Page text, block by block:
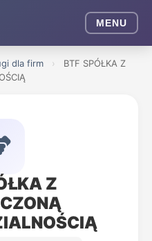
MENU
dla firm ›
BTF SPÓŁKA Z
Z